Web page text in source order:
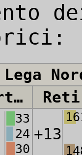
Partite Reti
33
24
30
+13